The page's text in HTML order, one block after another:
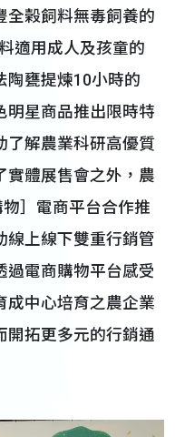
全榖飼料無毒飼養的
適用成人及孩童的
陶甕提煉10小時的
明星商品推出限時特
了解農業科研高優質
實體展售會之外，農
］電商平台合作推
線上線下雙重行銷管
過電商購物平台感受
成中心培育之農企業
開拓更多元的行銷通